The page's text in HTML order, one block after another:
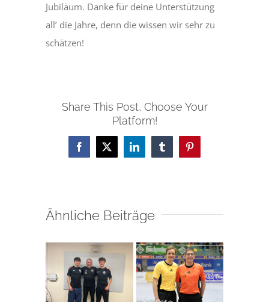
Jubiläum. Danke für deine Unterstützung
all’ die Jahre, denn die wissen wir sehr zu
schätzen!
Share This Post, Choose Your
Platform!
Facebook
X LinkedInTumblrPinterest
Ähnliche Beiträge